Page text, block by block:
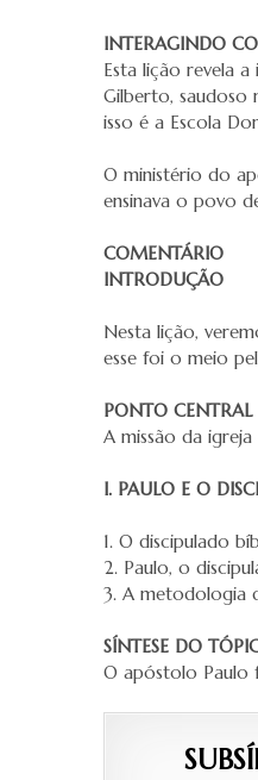
INTERAGINDO
Esta lição revela
Gilberto, saudoso
isso é a Escola
O ministério do
ensinava o povo
COMENTÁRIO
INTRODUÇÃO
Nesta lição,
esse foi o meio
PONTO CENTRAL
A missão da
I. PAULO E O
1. O discipulado
2. Paulo, o
3. A metodologia
SÍNTESE DO
O apóstolo Paulo